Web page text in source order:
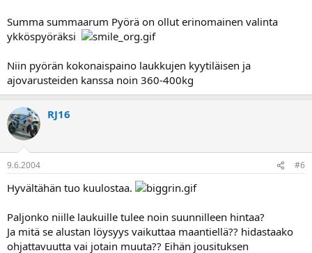
Summa summaarum Pyörä on ollut erinomainen valinta
ykköspyöräksi
Niin pyörän kokonaispaino laukkujen kyytiläisen ja
ajovarusteiden kanssa noin 360-400kg
RJ16
9.6.2004 #6
Hyvältähän tuo kuulostaa.
Paljonko niille laukuille tulee noin suunnilleen hintaa?
Ja mitä se alustan löysyys vaikuttaa maantiellä?? hidastaako
ohjattavuutta vai jotain muuta?? Eihän jousituksen